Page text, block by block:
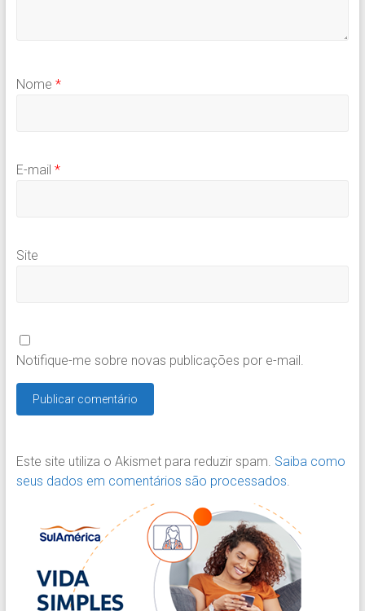
Nome *
E-mail *
Site
Notifique-me sobre novas publicações por e-mail.
Este site utiliza o Akismet para reduzir spam. Saiba como
seus dados em comentários são processados.